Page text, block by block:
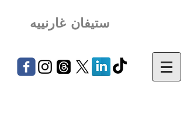
ستيفان غارنييه